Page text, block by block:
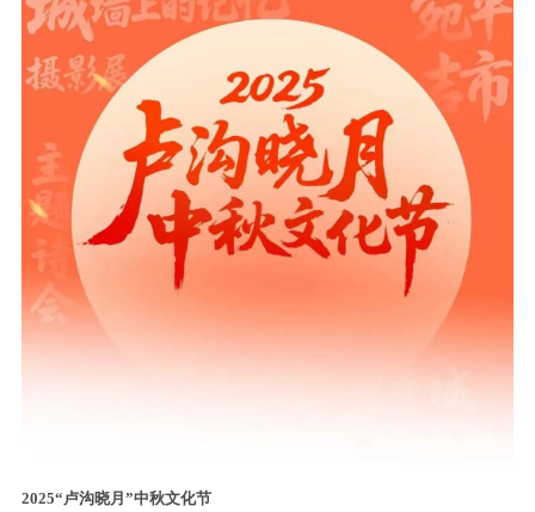
2025“卢沟晓月”中秋文化节